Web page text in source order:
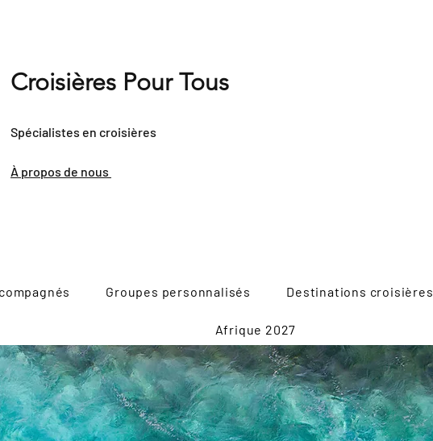
Croisières Pour Tous
Spécialistes en croisières
À propos de nous
Groupes personnalisés Destinations croisières
Afrique 2027